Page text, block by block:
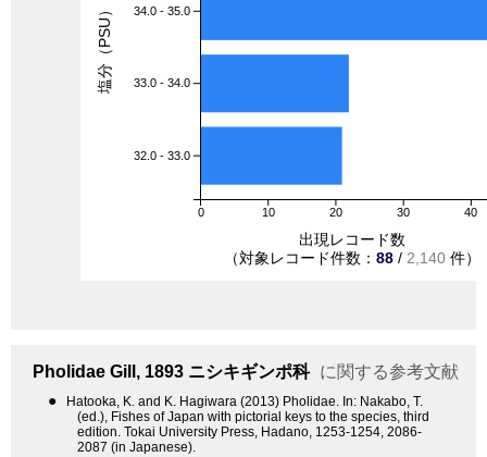
0 10 20 30 40
34.0 - 35.0
33.0 - 34.0
32.0 - 33.0
出現レコード数
（対象レコード件数： 88 / 2,140 件）
塩分（PSU）
Pholidae Gill, 1893 ニシキギンポ科 に関する参考文献
●
Hatooka, K. and K. Hagiwara (2013) Pholidae. In: Nakabo, T.
(ed.), Fishes of Japan with pictorial keys to the species, third
edition. Tokai University Press, Hadano, 1253-1254, 2086-
2087 (in Japanese).